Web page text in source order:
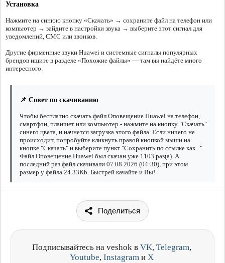
Установка
Нажмите на синюю кнопку «Скачать» → сохраните файл на телефон или
компьютер → зайдите в настройки звука → выберите этот сигнал для
уведомлений, СМС или звонков.
Другие фирменные звуки Huawei и системные сигналы популярных
брендов ищите в разделе «Похожие файлы» — там вы найдёте много
интересного.
📌 Совет по скачиванию
Чтобы бесплатно скачать файл Оповещение Huawei на телефон,
смартфон, планшет или компьютер - нажмите на кнопку "Скачать"
синего цвета, и начнется загрузка этого файла. Если ничего не
происходит, попробуйте кликнуть правой кнопкой мыши на
кнопке "Скачать" и выберите пункт "Сохранить по ссылке как...".
Файл Оповещение Huawei был скачан уже 1103 раз(а). А
последний раз файл скачивали 07.08.2026 (04:30), при этом
размер у файла 24.33Kb. Быстрей качайте и Вы!
Поделиться
Подписывайтесь на veshok в VK, Telegram,
Youtube, Instagram и X